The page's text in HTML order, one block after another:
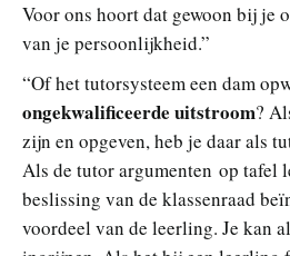
Voor ons hoort dat gewoon bij je
van je persoonlijkheid.”
“Of het tutorsysteem een dam
ongekwalificeerde uitstroom?
zijn en opgeven, heb je daar als
Als de tutor argumenten op tafel
beslissing van de klassenraad
voordeel van de leerling. Je kan